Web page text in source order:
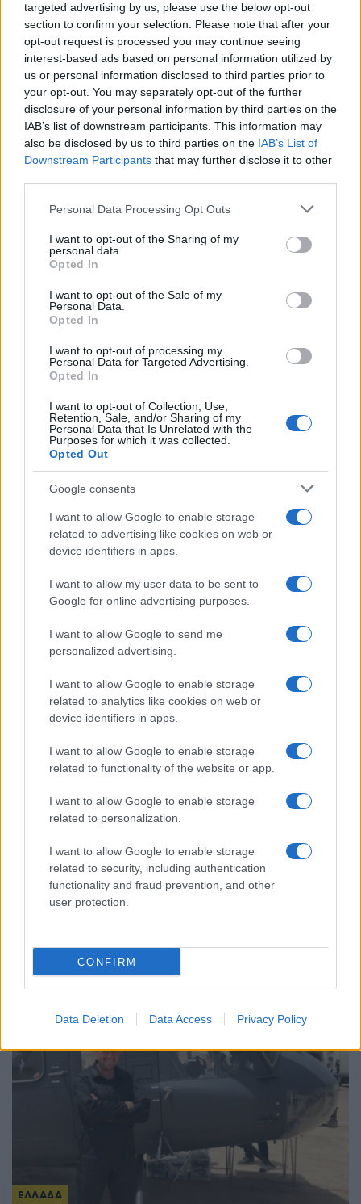
targeted advertising by us, please use the below opt-out
section to confirm your selection. Please note that after your
opt-out request is processed you may continue seeing
interest-based ads based on personal information utilized by
us or personal information disclosed to third parties prior to
your opt-out. You may separately opt-out of the further
disclosure of your personal information by third parties on the
IAB’s list of downstream participants. This information may
also be disclosed by us to third parties on the IAB’s List of
Downstream Participants that may further disclose it to other
Please note that this website/app uses one or more Google
not limited to your visit or usage behaviour. You may click to
grant or deny consent to Google and its third-party tags to
use your data for below specified purposes in below Google
consent section.
Personal Data Processing Opt Outs
I want to opt-out of the Sharing of my
personal data.
Opted In
I want to opt-out of the Sale of my
Personal Data.
Opted In
I want to opt-out of processing my
Personal Data for Targeted Advertising.
Opted In
I want to opt-out of Collection, Use,
Retention, Sale, and/or Sharing of my
Personal Data that Is Unrelated with the
Purposes for which it was collected.
Opted Out
Google consents
I want to allow Google to enable storage
related to advertising like cookies on web or
device identifiers in apps.
I want to allow my user data to be sent to
Google for online advertising purposes.
I want to allow Google to send me
personalized advertising.
I want to allow Google to enable storage
related to analytics like cookies on web or
device identifiers in apps.
I want to allow Google to enable storage
related to functionality of the website or app.
I want to allow Google to enable storage
related to personalization.
I want to allow Google to enable storage
related to security, including authentication
functionality and fraud prevention, and other
user protection.
CONFIRM
Data Deletion Data Access Privacy Policy
ΕΛΛΑΔΑ
Κορωπί: Φωτιά στα Δρίγγια – Ήχησε το 112, στη
μάχη έξι εναέρια μέσα
5/08/2026 - 2:25μμ
ΕΛΛΑΔΑ
Πυρκαγιές σε Αττική και Βοιωτία: Ξεκίνησαν οι
αυτοψίες – Έως 50 σπίτια με ζημιές στο Πόρτο
5/08/2026 - 1:43μμ
Κιθαιρώνας: Η φωτιά «καταπίνει» τη Δυτική Αττική
– Συγκλονιστικό timelapse
5/08/2026 - 12:07μμ
ΕΛΛΑΔΑ
Τουρισμός για Όλους 2026-2027: Ανοίγουν οι
αιτήσεις – Ποια ΑΦΜ υποβάλλουν σήμερα
5/08/2026 - 10:33πμ
ΕΛΛΑΔΑ